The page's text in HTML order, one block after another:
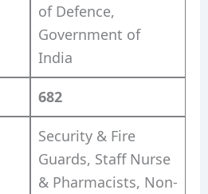
of Defence,
Government of
India
682
Security & Fire
Guards, Staff Nurse
& Pharmacists, Non-